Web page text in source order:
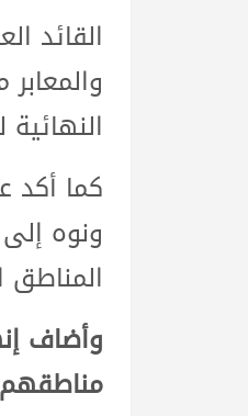
القائد
كما أكد
ونوه
المناطق
وأضاف